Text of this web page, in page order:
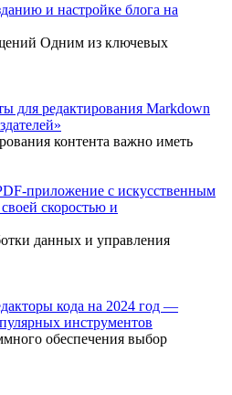
и настройке блога на
Одним из ключевых
для редактирования Markdown
контента важно иметь
приложение с искусственным
скоростью и
данных и управления
кода на 2024 год —
инструментов
обеспечения выбор